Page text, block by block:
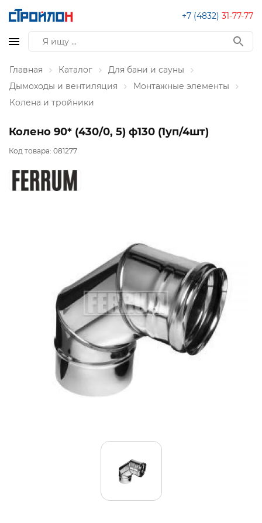
+7 (4832) 31-77-77
Главная Каталог
Для бани и сауны
Дымоходы и вентиляция
Монтажные элементы
Колена и тройники
Колено 90* (430/0, 5) ф130 (1уп/4шт)
Код товара: 081277